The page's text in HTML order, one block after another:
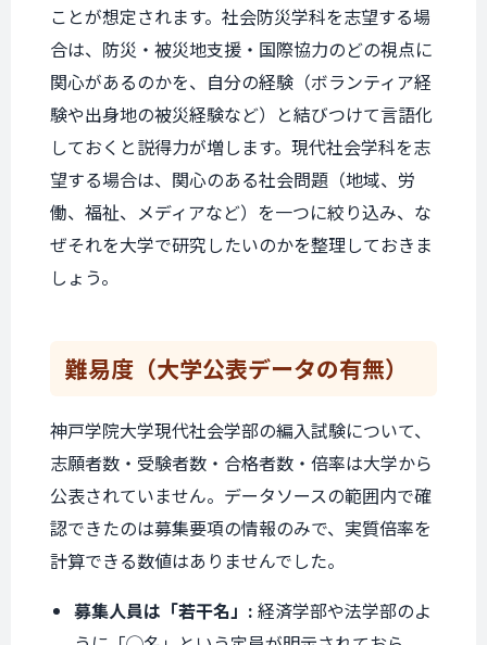
ことが想定されます。社会防災学科を志望する場
合は、防災・被災地支援・国際協力のどの視点に
関心があるのかを、自分の経験（ボランティア経
験や出身地の被災経験など）と結びつけて言語化
しておくと説得力が増します。現代社会学科を志
望する場合は、関心のある社会問題（地域、労
働、福祉、メディアなど）を一つに絞り込み、な
ぜそれを大学で研究したいのかを整理しておきま
しょう。
難易度 （大学公表データの有無）
神戸学院大学現代社会学部の編入試験について、
志願者数・受験者数・合格者数・倍率は大学から
公表されていません。データソースの範囲内で確
認できたのは募集要項の情報のみで、実質倍率を
計算できる数値はありませんでした。
募集人員は「若干名」: 経済学部や法学部のよ